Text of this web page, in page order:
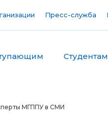
Пресс-служба
Студентам
МГППУ в СМИ